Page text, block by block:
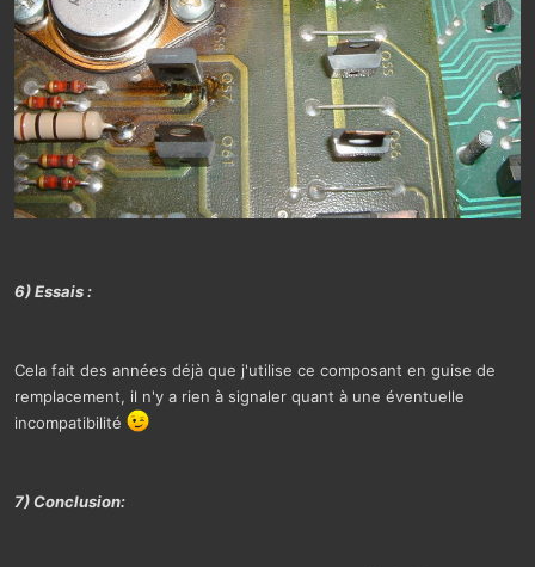
6) Essais :
Cela fait des années déjà que j'utilise ce composant en guise de
remplacement, il n'y a rien à signaler quant à une éventuelle
incompatibilité
7) Conclusion: